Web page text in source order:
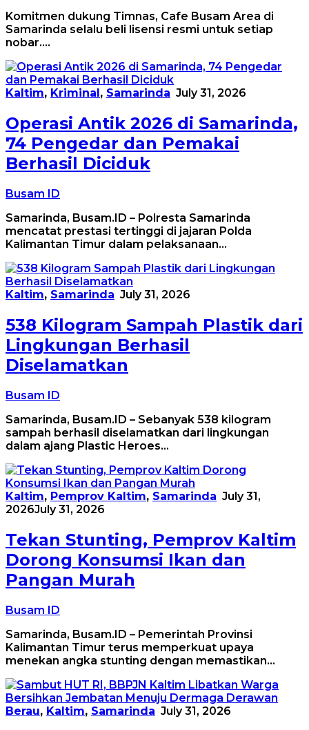
Komitmen dukung Timnas, Cafe Busam Area di
Samarinda selalu beli lisensi resmi untuk setiap
nobar….
Kaltim, Kriminal , Samarinda July 31, 2026
Operasi Antik 2026 di Samarinda,
74 Pengedar dan Pemakai
Berhasil Diciduk
Busam ID
Samarinda, Busam.ID – Polresta Samarinda
mencatat prestasi tertinggi di jajaran Polda
Kalimantan Timur dalam pelaksanaan…
Kaltim, Samarinda July 31, 2026
538 Kilogram Sampah Plastik dari
Lingkungan Berhasil
Diselamatkan
Busam ID
Samarinda, Busam.ID – Sebanyak 538 kilogram
sampah berhasil diselamatkan dari lingkungan
dalam ajang Plastic Heroes…
Kaltim, Pemprov Kaltim, Samarinda July 31,
2026July 31, 2026
Tekan Stunting, Pemprov Kaltim
Dorong Konsumsi Ikan dan
Pangan Murah
Busam ID
Samarinda, Busam.ID – Pemerintah Provinsi
Kalimantan Timur terus memperkuat upaya
menekan angka stunting dengan memastikan…
Berau, Kaltim, Samarinda July 31, 2026